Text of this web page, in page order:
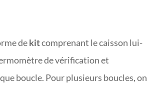
dekitcomprenant le caisson lui-
de vérification et
boucle. Pour plusieurs boucles, on